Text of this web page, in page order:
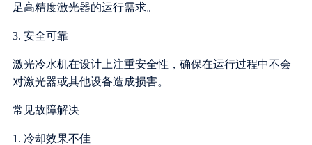
足高精度激光器的运行需求。
3. 安全可靠
激光冷水机在设计上注重安全性，确保在运行过程中不会
对激光器或其他设备造成损害。
常见故障解决
1. 冷却效果不佳